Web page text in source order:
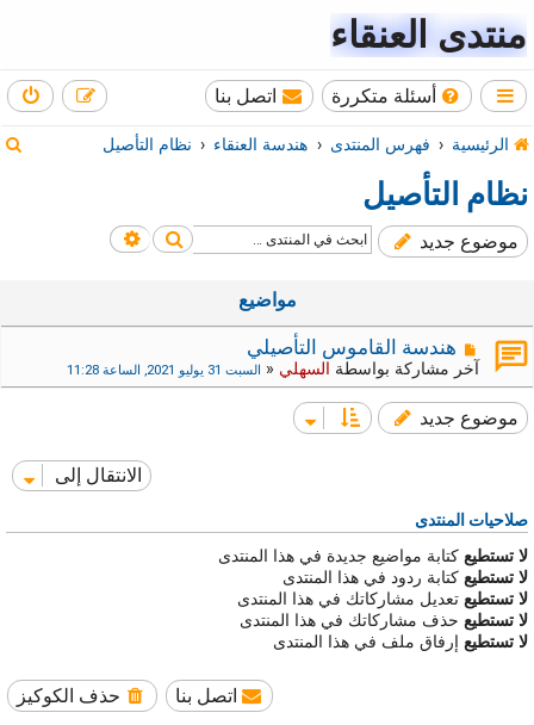
منتدى العنقاء
أسئلة متكررة اتصل بنا
الرئيسية فهرس المنتدى هندسة العنقاء نظام التأصيل
نظام التأصيل
موضوع جديد بحث بحث متقدم
مواضيع
هندسة القاموس التأصيلي
آخر مشاركة بواسطة السهلي « السبت 31 يوليو 2021, الساعة 11:28
موضوع جديد
الانتقال إلى
صلاحيات المنتدى
لا تستطيع كتابة مواضيع جديدة في هذا المنتدى
لا تستطيع كتابة ردود في هذا المنتدى
لا تستطيع تعديل مشاركاتك في هذا المنتدى
لا تستطيع حذف مشاركاتك في هذا المنتدى
لا تستطيع إرفاق ملف في هذا المنتدى
حذف الكوكيز اتصل بنا